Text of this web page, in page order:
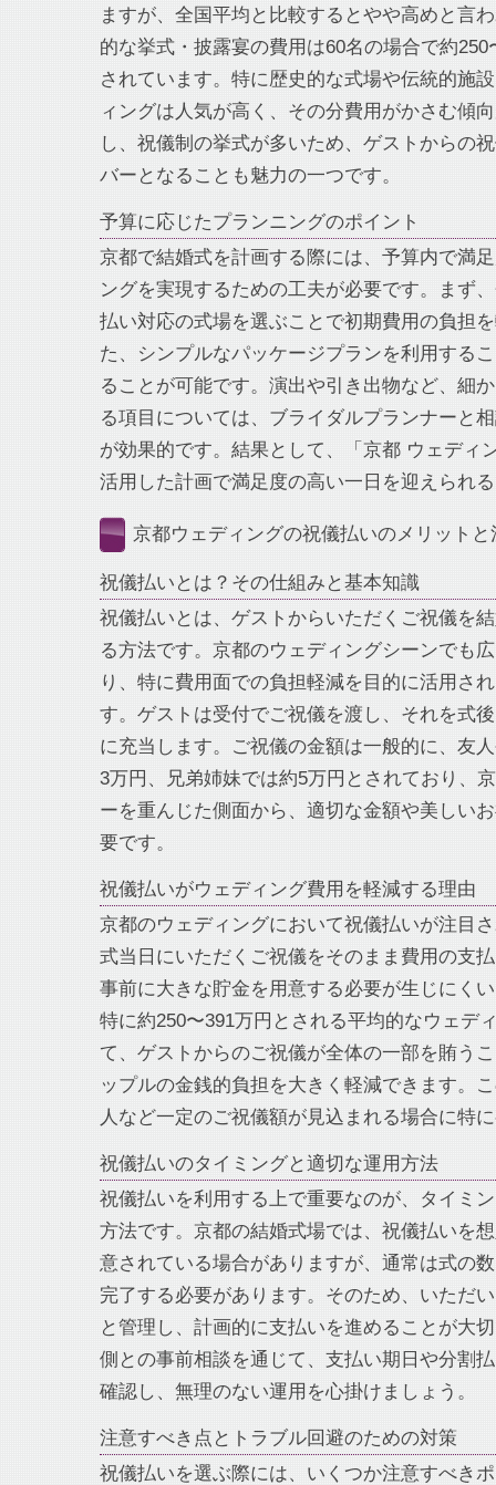
ますが、全国平均と比較するとやや高めと言
的な挙式・披露宴の費用は60名の場合で約250
されています。特に歴史的な式場や伝統的施
ィングは人気が高く、その分費用がかさむ傾
し、祝儀制の挙式が多いため、ゲストからの
バーとなることも魅力の一つです。
予算に応じたプランニングのポイント
京都で結婚式を計画する際には、予算内で満
ングを実現するための工夫が必要です。まず
払い対応の式場を選ぶことで初期費用の負担
た、シンプルなパッケージプランを利用する
ることが可能です。演出や引き出物など、細
る項目については、ブライダルプランナーと
が効果的です。結果として、「京都 ウェディ
活用した計画で満足度の高い一日を迎えられ
京都ウェディングの祝儀払いのメリットと
祝儀払いとは？その仕組みと基本知識
祝儀払いとは、ゲストからいただくご祝儀を
る方法です。京都のウェディングシーンでも
り、特に費用面での負担軽減を目的に活用さ
す。ゲストは受付でご祝儀を渡し、それを式
に充当します。ご祝儀の金額は一般的に、友
3万円、兄弟姉妹では約5万円とされており、
ーを重んじた側面から、適切な金額や美しい
要です。
祝儀払いがウェディング費用を軽減する理由
京都のウェディングにおいて祝儀払いが注目
式当日にいただくご祝儀をそのまま費用の支
事前に大きな貯金を用意する必要が生じにく
特に約250〜391万円とされる平均的なウェデ
て、ゲストからのご祝儀が全体の一部を賄う
ップルの金銭的負担を大きく軽減できます。
人など一定のご祝儀額が見込まれる場合に特
祝儀払いのタイミングと適切な運用方法
祝儀払いを利用する上で重要なのが、タイミ
方法です。京都の結婚式場では、祝儀払いを
意されている場合がありますが、通常は式の
完了する必要があります。そのため、いただ
と管理し、計画的に支払いを進めることが大
側との事前相談を通じて、支払い期日や分割
確認し、無理のない運用を心掛けましょう。
注意すべき点とトラブル回避のための対策
祝儀払いを選ぶ際には、いくつか注意すべき